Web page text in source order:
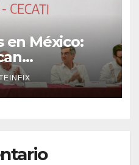
en México:
de que